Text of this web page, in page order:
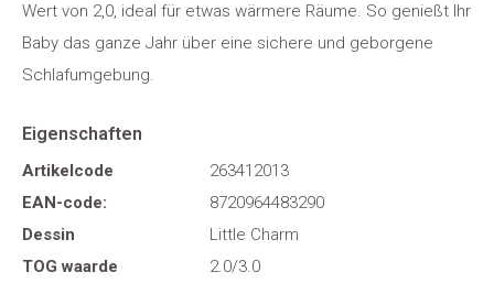
Wert von 2,0, ideal für etwas wärmere Räume. So genießt Ihr
Baby das ganze Jahr über eine sichere und geborgene
Schlafumgebung.
Eigenschaften
Artikelcode
263412013
EAN-code:
8720964483290
Dessin
Little Charm
TOG waarde
2.0/3.0